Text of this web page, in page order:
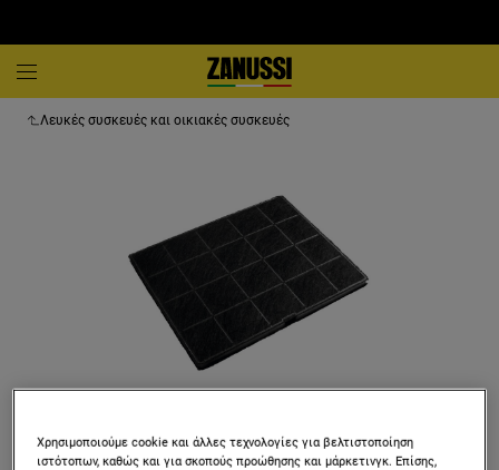
Λευκές συσκευές και οικιακές συσκευές
Χρησιμοποιούμε cookie και άλλες τεχνολογίες για βελτιστοποίηση
ιστότοπων, καθώς και για σκοπούς προώθησης και μάρκετινγκ. Επίσης,